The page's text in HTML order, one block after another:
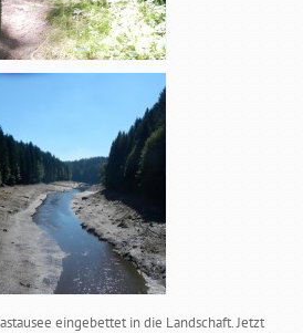
eingebettet in die Landschaft. Jetzt